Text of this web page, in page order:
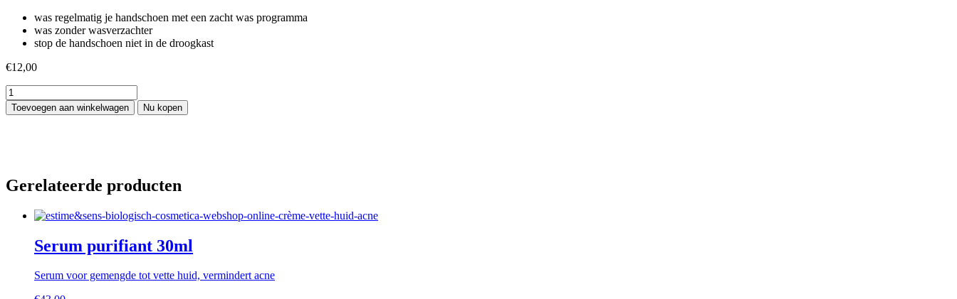
was regelmatig je handschoen met een zacht was programma
was zonder wasverzachter
stop de handschoen niet in de droogkast
€12,00
Tan
Glove
IBZ
Toevoegen aan winkelwagen Nu kopen
Gerelateerde producten
Serum purifiant 30ml
Serum voor gemengde tot vette huid, vermindert acne